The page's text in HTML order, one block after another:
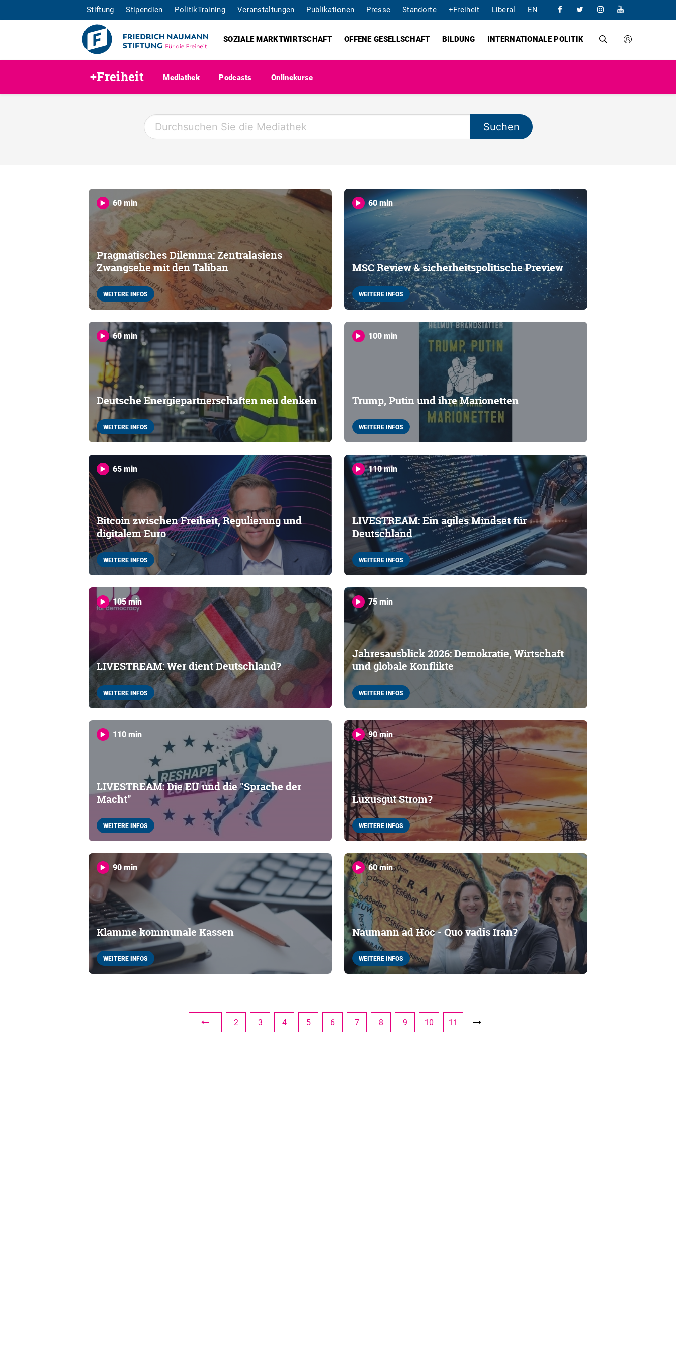
Stiftung Stipendien PolitikTraining Veranstaltungen Publikationen Presse Standorte +Freiheit Liberal EN
SOZIALE MARKTWIRTSCHAFT OFFENE GESELLSCHAFT BILDUNG INTERNATIONALE POLITIK
+Freiheit Mediathek Podcasts Onlinekurse
60 min
Pragmatisches Dilemma: Zentralasiens
Zwangsehe mit den Taliban
WEITERE INFOS
60 min
MSC Review & sicherheitspolitische Preview
WEITERE INFOS
60 min
Deutsche Energiepartnerschaften neu denken
WEITERE INFOS
100 min
Trump, Putin und ihre Marionetten
WEITERE INFOS
65 min
Bitcoin zwischen Freiheit, Regulierung und
digitalem Euro
WEITERE INFOS
110 min
LIVESTREAM: Ein agiles Mindset für
Deutschland
WEITERE INFOS
105 min
LIVESTREAM: Wer dient Deutschland?
WEITERE INFOS
75 min
Jahresausblick 2026: Demokratie, Wirtschaft
und globale Konflikte
WEITERE INFOS
110 min
LIVESTREAM: Die EU und die "Sprache der
Macht"
WEITERE INFOS
90 min
Luxusgut Strom?
WEITERE INFOS
90 min
Klamme kommunale Kassen
WEITERE INFOS
60 min
Naumann ad Hoc - Quo vadis Iran?
WEITERE INFOS
2 3 4 5 6 7 8 9 10 11